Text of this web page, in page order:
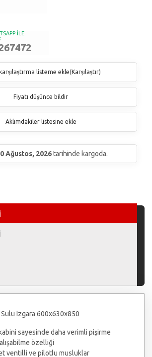
İLE
listeme ekle(Karşılaştır)
Fiyatı düşünce bildir
Aklımdakiler listesine ekle
Ağustos, 2026tarihinde kargoda.
Sulu Izgara 600x630x850
sayesinde daha verimli pişirme
özelliği
ventilli ve pilotlu musluklar